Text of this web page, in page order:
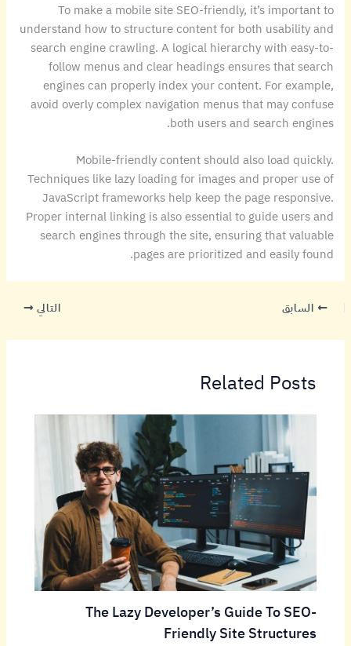
To make a mobile site SEO-friendly, it’s important to
understand how to structure content for both usability and
search engine crawling. A logical hierarchy with easy-to-
follow menus and clear headings ensures that search
engines can properly index your content. For example,
avoid overly complex navigation menus that may confuse
both users and search engines.
Mobile-friendly content should also load quickly.
Techniques like lazy loading for images and proper use of
JavaScript frameworks help keep the page responsive.
Proper internal linking is also essential to guide users and
search engines through the site, ensuring that valuable
pages are prioritized and easily found.
السابق التالي
Related Posts
The Lazy Developer’s Guide To SEO-
Friendly Site Structures